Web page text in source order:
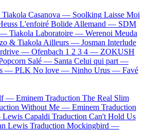
Casanova — Soolking Laisse Moi
L'enfoiré Bolide Allemand — SDM
— Tiakola Laboratoire — Werenoi Meuda
& Tiakola Ailleurs — Josman Interlude
— Ofenbach 1 2 3 4 — ZOKUSH
Salé — Santa Celui qui part —
— PLK No love — Ninho Urus — Favé
— Eminem Traduction The Real Slim
Without Me — Eminem Traduction
Lewis Capaldi Traduction Can't Hold Us
Lewis Traduction Mockingbird —